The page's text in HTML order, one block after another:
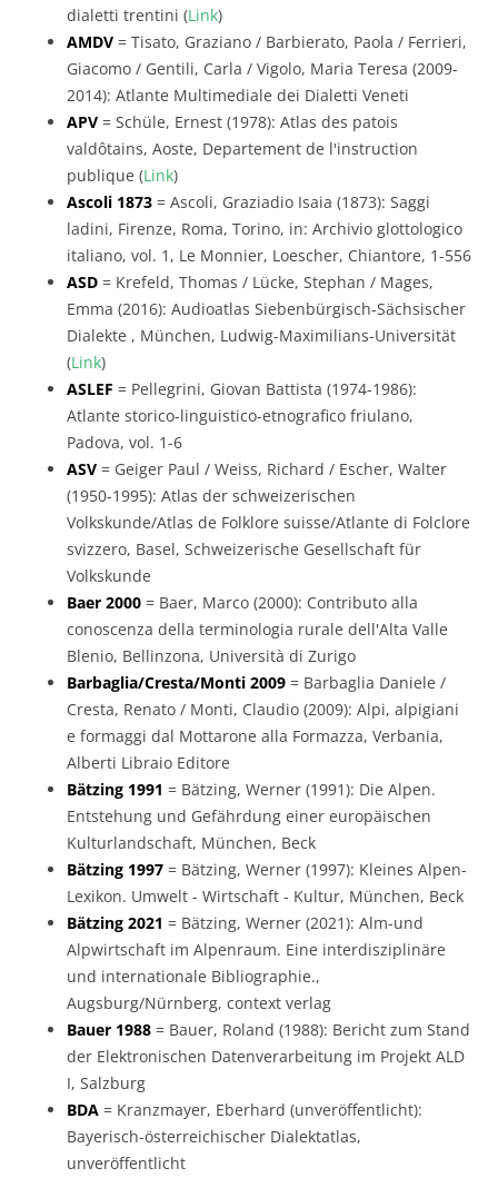
dialetti trentini (Link)
AMDV = Tisato, Graziano / Barbierato, Paola / Ferrieri,
Giacomo / Gentili, Carla / Vigolo, Maria Teresa (2009-
2014): Atlante Multimediale dei Dialetti Veneti
APV = Schüle, Ernest (1978): Atlas des patois
valdôtains, Aoste, Departement de l'instruction
publique (Link)
Ascoli 1873 = Ascoli, Graziadio Isaia (1873): Saggi
ladini, Firenze, Roma, Torino, in: Archivio glottologico
italiano, vol. 1, Le Monnier, Loescher, Chiantore, 1-556
ASD = Krefeld, Thomas / Lücke, Stephan / Mages,
Emma (2016): Audioatlas Siebenbürgisch-Sächsischer
Dialekte , München, Ludwig-Maximilians-Universität
(Link)
ASLEF = Pellegrini, Giovan Battista (1974-1986):
Atlante storico-linguistico-etnografico friulano,
Padova, vol. 1-6
ASV = Geiger Paul / Weiss, Richard / Escher, Walter
(1950-1995): Atlas der schweizerischen
Volkskunde/Atlas de Folklore suisse/Atlante di Folclore
svizzero, Basel, Schweizerische Gesellschaft für
Volkskunde
Baer 2000 = Baer, Marco (2000): Contributo alla
conoscenza della terminologia rurale dell'Alta Valle
Blenio, Bellinzona, Università di Zurigo
Barbaglia/Cresta/Monti 2009 = Barbaglia Daniele /
Cresta, Renato / Monti, Claudio (2009): Alpi, alpigiani
e formaggi dal Mottarone alla Formazza, Verbania,
Alberti Libraio Editore
Bätzing 1991 = Bätzing, Werner (1991): Die Alpen.
Entstehung und Gefährdung einer europäischen
Kulturlandschaft, München, Beck
Bätzing 1997 = Bätzing, Werner (1997): Kleines Alpen-
Lexikon. Umwelt - Wirtschaft - Kultur, München, Beck
Bätzing 2021 = Bätzing, Werner (2021): Alm-und
Alpwirtschaft im Alpenraum. Eine interdisziplinäre
und internationale Bibliographie.,
Augsburg/Nürnberg, context verlag
Bauer 1988 = Bauer, Roland (1988): Bericht zum Stand
der Elektronischen Datenverarbeitung im Projekt ALD
I, Salzburg
BDA = Kranzmayer, Eberhard (unveröffentlicht):
Bayerisch-österreichischer Dialektatlas,
unveröffentlicht